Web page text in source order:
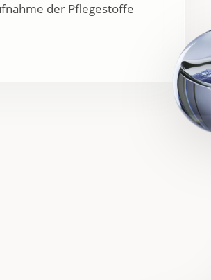
der Pflegestoffe